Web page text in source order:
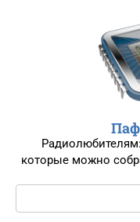
которые можно
Поиск: